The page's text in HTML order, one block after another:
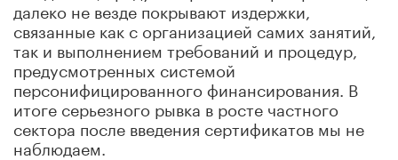
далеко не везде покрывают издержки,
связанные как с организацией самих занятий,
так и выполнением требований и процедур,
предусмотренных системой
персонифицированного финансирования. В
итоге серьезного рывка в росте частного
сектора после введения сертификатов мы не
наблюдаем.